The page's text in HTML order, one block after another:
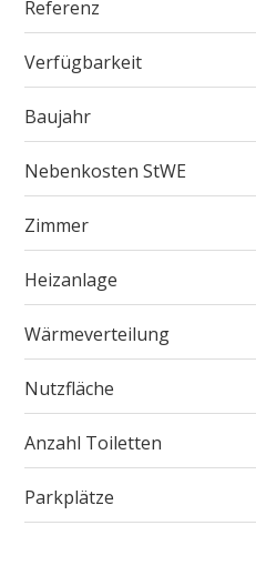
Referenz
Verfügbarkeit
Baujahr
Nebenkosten StWE
Zimmer
Heizanlage
Wärmeverteilung
Nutzfläche
Anzahl Toiletten
Parkplätze